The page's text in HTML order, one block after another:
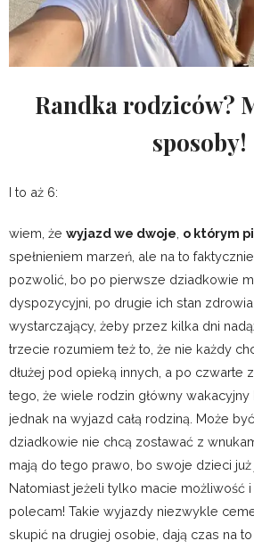
Randka rodziców?
sposoby!
I to aż 6:
wiem, że wyjazd we dwoje o którym
spełnieniem marzeń, ale na to
pozwolić, bo po pierwsze dziadkowie
dyspozycyjni, po drugie ich stan
wystarczający, żeby przez kilka dni
trzecie rozumiem też to, że nie każdy
dłużej pod opieką innych, a po czwarte
tego, że wiele rodzin główny
jednak na wyjazd całą rodziną. Może
dziadkowie nie chcą zostawać z
mają do tego prawo, bo swoje dzieci już
Natomiast jeżeli tylko macie możliwość
polecam! Takie wyjazdy niezwykle
skupić na drugiej osobie, dają czas na